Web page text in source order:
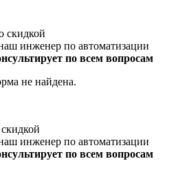
скидкой
инженер по автоматизации
по всем вопросам
не найдена.
инженер по автоматизации
по всем вопросам